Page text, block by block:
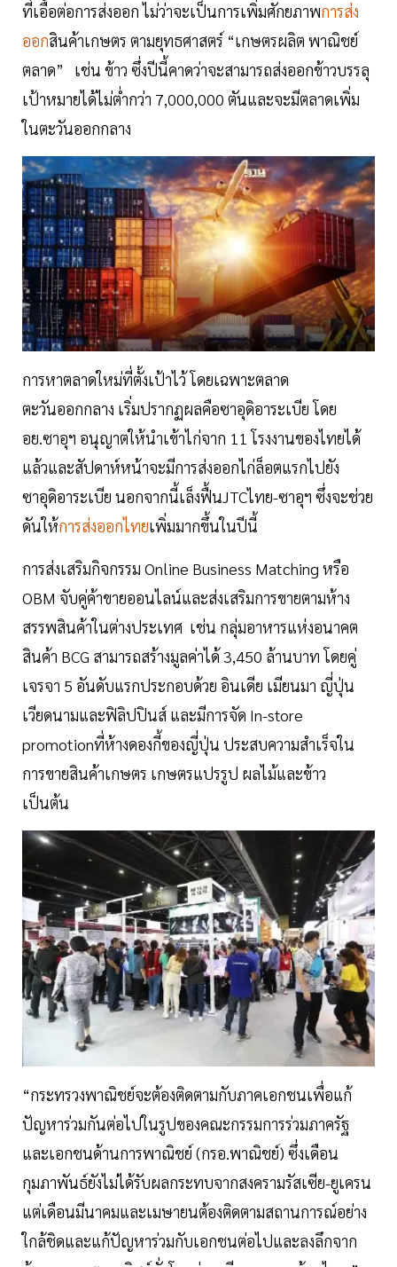
ที่เอื้อต่อการส่งออก ไม่ว่าจะเป็นการเพิ่มศักยภาพการส่ง
ออกสินค้าเกษตร ตามยุทธศาสตร์ “เกษตรผลิต พาณิชย์
ตลาด” เช่น ข้าว ซึ่งปีนี้คาดว่าจะสามารถส่งออกข้าวบรรลุ
เป้าหมายได้ไม่ต่ำกว่า 7,000,000 ตันและจะมีตลาดเพิ่ม
ในตะวันออกกลาง
การหาตลาดใหม่ที่ตั้งเป้าไว้ โดยเฉพาะตลาด
ตะวันออกกลาง เริ่มปรากฏผลคือซาอุดิอาระเบีย โดย
อย.ซาอุฯ อนุญาตให้นำเข้าไก่จาก 11 โรงงานของไทยได้
แล้วและสัปดาห์หน้าจะมีการส่งออกไก่ล็อตแรกไปยัง
ซาอุดิอาระเบีย นอกจากนี้เล็งฟื้นJTCไทย-ซาอุฯ ซึ่งจะช่วย
ดันให้การส่งออกไทยเพิ่มมากขึ้นในปีนี้
การส่งเสริมกิจกรรม Online Business Matching หรือ
OBM จับคู่ค้าขายออนไลน์และส่งเสริมการขายตามห้าง
สรรพสินค้าในต่างประเทศ เช่น กลุ่มอาหารแห่งอนาคต
สินค้า BCG สามารถสร้างมูลค่าได้ 3,450 ล้านบาท โดยคู่
เจรจา 5 อันดับแรกประกอบด้วย อินเดีย เมียนมา ญี่ปุ่น
เวียดนามและฟิลิปปินส์ และมีการจัด In-store
promotionที่ห้างดองกี้ของญี่ปุ่น ประสบความสำเร็จใน
การขายสินค้าเกษตร เกษตรแปรรูป ผลไม้และข้าว
เป็นต้น
“กระทรวงพาณิชย์จะต้องติดตามกับภาคเอกชนเพื่อแก้
ปัญหาร่วมกันต่อไปในรูปของคณะกรรมการร่วมภาครัฐ
และเอกชนด้านการพาณิชย์ (กรอ.พาณิชย์) ซึ่งเดือน
กุมภาพันธ์ยังไม่ได้รับผลกระทบจากสงครามรัสเซีย-ยูเครน
แต่เดือนมีนาคมและเมษายนต้องติดตามสถานการณ์อย่าง
ใกล้ชิดและแก้ปัญหาร่วมกับเอกชนต่อไปและลงลึกจาก